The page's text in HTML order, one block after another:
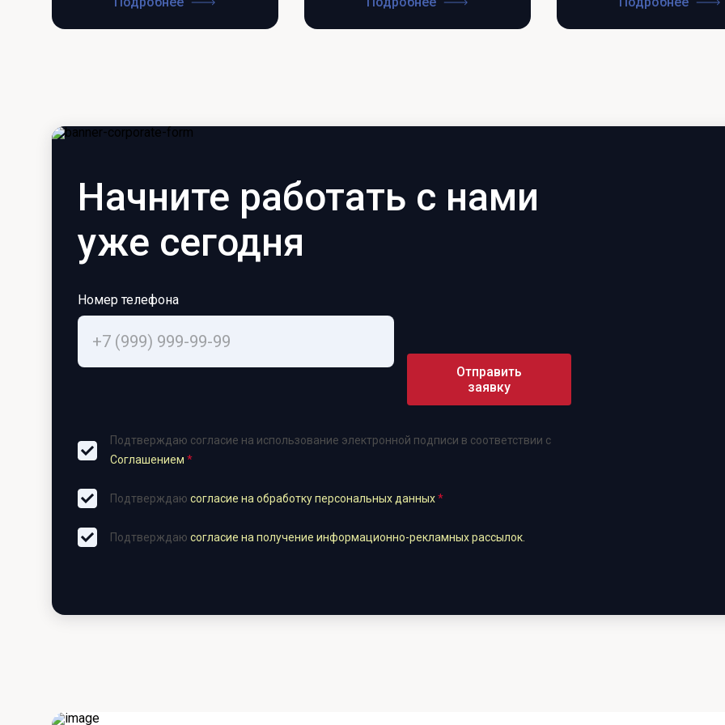
Начните работать с нами
уже сегодня
Номер телефона
Отправить
заявку
Подтверждаю согласие на использование электронной подписи в соответствии с
Соглашением *
Подтверждаю согласие на обработку персональных данных*
Подтверждаю согласие на получение информационно-рекламных рассылок.